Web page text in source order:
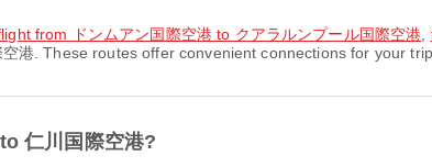
from ドンムアン国際空港 to クアラルンプール国際空港
港. These routes offer convenient connections for your trip.
仁川国際空港?